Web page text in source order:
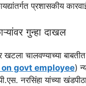
प्रशासकीय
गुन्हा दाखल
खटला चालवण्याच्या
govt employee)
नरसिंहा यांच्या